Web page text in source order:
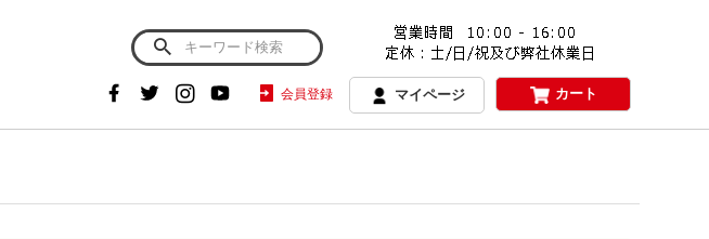
会員登録 マイページ カート